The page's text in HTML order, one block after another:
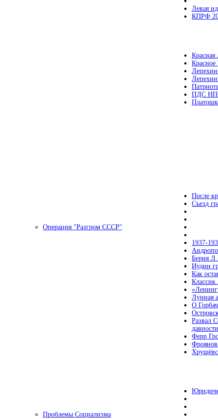
Левая
КПРФ
Красная
ПДС
После
Съезд
Операция "Разгром СССР"
1937-
Берия
Иудин
Как
Лунная
О
Развал
давности
Ферр
Проблемы Социализма